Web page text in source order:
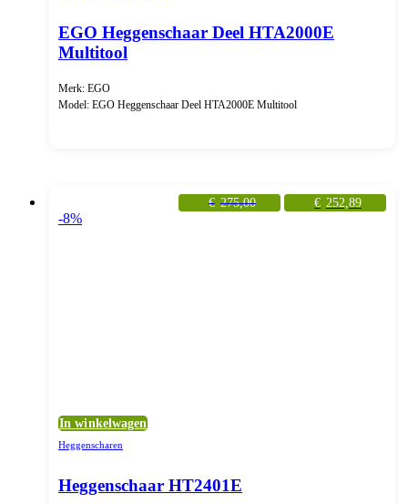
EGO Heggenschaar Deel HTA2000E
Multitool
Merk: EGO
Model: EGO Heggenschaar Deel HTA2000E Multitool
€ 275,00 € 252,89
-8%
In winkelwagen
Heggenscharen
Heggenschaar HT2401E